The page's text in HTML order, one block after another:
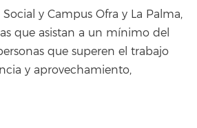
y Campus Ofra y La Palma,
que asistan a un mínimo del
que superen el trabajo
y aprovechamiento,